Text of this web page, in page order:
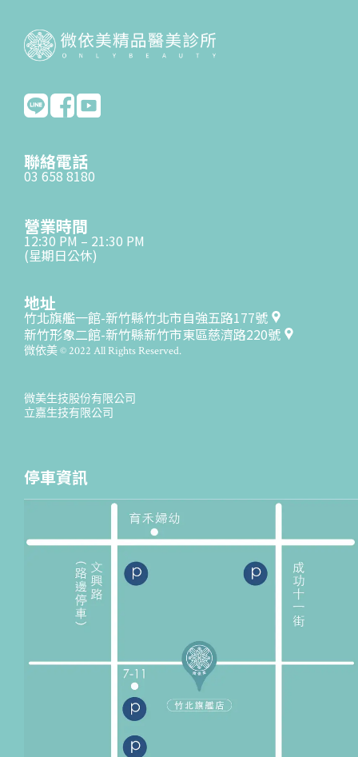
聯絡電話
03 658 8180
營業時間
12:30 PM – 21:30 PM
(星期日公休)
地址
竹北旗艦一館-新竹縣竹北市自強五路177號
新竹形象二館-新竹縣新竹市東區慈濟路220號
微依美 © 2022 All Rights Reserved.
微美生技股份有限公司
立嘉生技有限公司
停車資訊